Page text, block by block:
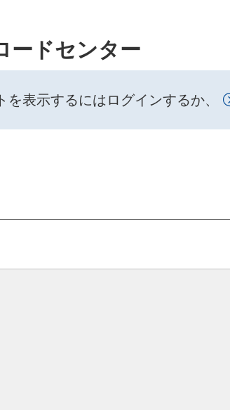
ードセンター
表示するにはログインするか、